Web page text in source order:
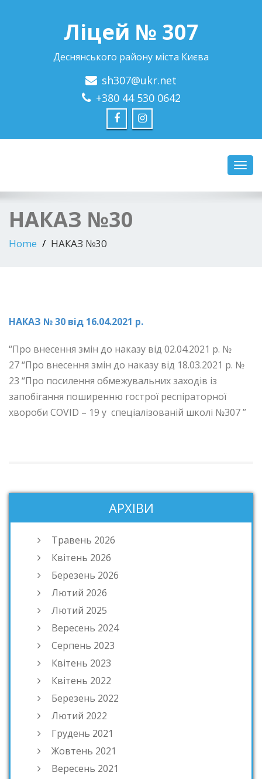
Ліцей № 307
Деснянського району міста Києва
sh307@ukr.net
+380 44 530 0642
НАКАЗ №30
Home НАКАЗ №30
НАКАЗ № 30 від 16.04.2021 р.
“Про внесення змін до наказу від 02.04.2021 р. №
27 “Про внесення змін до наказу від 18.03.2021 р. №
23 “Про посилення обмежувальних заходів із
запобігання поширенню гострої респіраторної
хвороби COVID – 19 у спеціалізованій школі №307 ”
АРХІВИ
Травень 2026
Квітень 2026
Березень 2026
Лютий 2026
Лютий 2025
Вересень 2024
Серпень 2023
Квітень 2023
Квітень 2022
Березень 2022
Лютий 2022
Грудень 2021
Жовтень 2021
Вересень 2021